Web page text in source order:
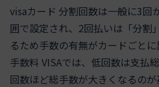
visaカード 分割回数は一般に3回
囲で設定され、2回払いは「分割
るため手数の有無がカードごと
手数料 VISAでは、低回数は支払
回数ほど総手数が大きくなるの